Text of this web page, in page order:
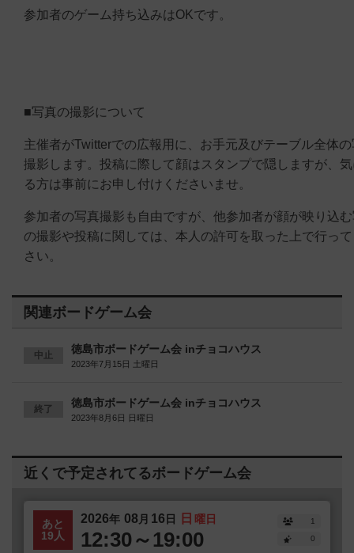
参加者のゲーム持ち込みはOKです。
■写真の撮影について
主催者がTwitterでの広報用に、お手元及びテーブル全体
撮影します。投稿に際して顔はスタンプで隠しますが、
る方は事前にお申し付けくださいませ。
参加者の写真撮影も自由ですが、他参加者が顔が映り込
の撮影や投稿に関しては、本人の許可を取った上で行っ
さい。
関連ボードゲーム会
中止 徳島市ボードゲーム会 inチョコハウス
2023年7月15日 土曜日
終了 徳島市ボードゲーム会 inチョコハウス
2023年8月6日 日曜日
近くで予定されてるボードゲーム会
あと
19人
2026年 08 月 16日 日 曜日
12:30～19:00
1
0